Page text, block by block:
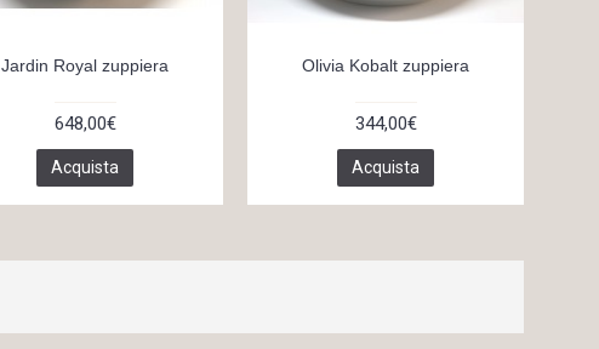
Jardin Royal zuppiera
648,00€
Acquista
Olivia Kobalt zuppiera
344,00€
Acquista